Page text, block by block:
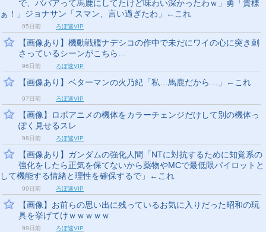
で、ババアって馬鹿にしてたけど味わい深かったわｗ」勇「貴様
ぁ！」ジョナサン「スマン、言い過ぎたわ」←これ
95日前 ろぼ速VIP
【画像あり】機動戦艦ナデシコの作中で未だにワイの心に突き刺
さっているシーンがこちら…
96日前 ろぼ速VIP
【画像あり】ベターマンの火乃紀「私…馬鹿だから…」←これ
97日前 ろぼ速VIP
【画像】ロボアニメの機体をカラーチェンジだけして別の機体っ
ぽく見せるスレ
98日前 ろぼ速VIP
【画像あり】ガンダムの強化人間「NTに対抗するために知覚系の
強化をしたら正気を保てないから薬物やMCで最低限パイロットと
して機能する情緒と理性を確保するで」←これ
99日前 ろぼ速VIP
【画像】お前らの思い出に残っているお気に入りだった昭和の玩
具を挙げてけｗｗｗｗｗ
99日前 ろぼ速VIP